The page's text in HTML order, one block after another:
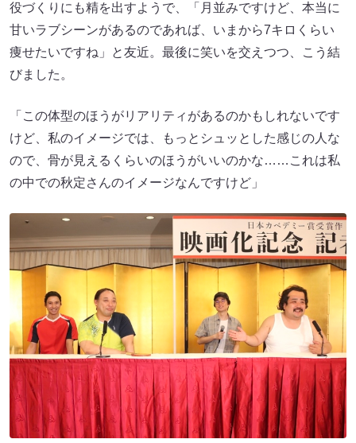
役づくりにも精を出すようで、「月並みですけど、本当に
甘いラブシーンがあるのであれば、いまから7キロくらい
痩せたいですね」と友近。最後に笑いを交えつつ、こう結
びました。
「この体型のほうがリアリティがあるのかもしれないです
けど、私のイメージでは、もっとシュッとした感じの人な
ので、骨が見えるくらいのほうがいいのかな……これは私
の中での秋定さんのイメージなんですけど」